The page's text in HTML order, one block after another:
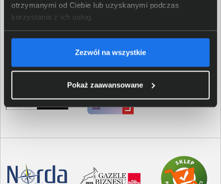
otrzymanymi od Ciebie lub uzyskanymi podczas
korzystania z ich usług.
Zezwól na wszystkie
Pokaż zaawansowane